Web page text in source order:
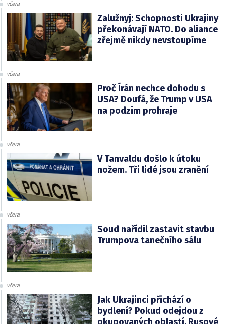
včera
Zalužnyj: Schopnosti Ukrajiny
překonávají NATO. Do aliance
zřejmě nikdy nevstoupíme
včera
Proč Írán nechce dohodu s
USA? Doufá, že Trump v USA
na podzim prohraje
včera
V Tanvaldu došlo k útoku
nožem. Tři lidé jsou zranění
včera
Soud nařídil zastavit stavbu
Trumpova tanečního sálu
včera
Jak Ukrajinci přichází o
bydlení? Pokud odejdou z
okupovaných oblastí, Rusové